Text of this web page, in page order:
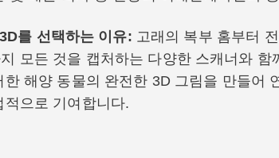
를 선택하는 이유: 고래의 복부 홈부터
모든 것을 캡처하는 다양한 스캐너와
한 해양 동물의 완전한 3D 그림을 만들어
적으로 기여합니다.